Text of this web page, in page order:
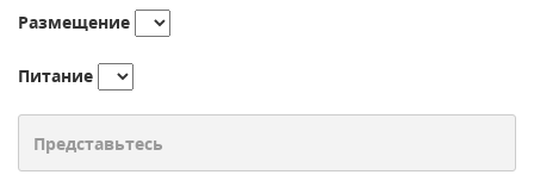
Размещение
Питание